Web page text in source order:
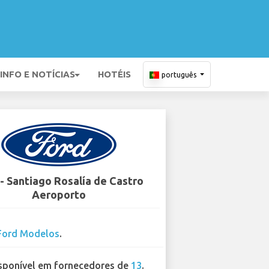
INFO E NOTÍCIAS HOTÉIS português
Santiago Rosalía de Castro
Aeroporto
Modelos.
em fornecedores de 13.